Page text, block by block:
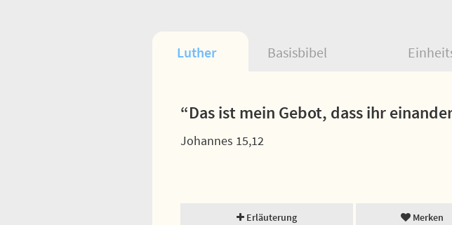
Luther Basisbibel
“Das ist mein Gebot, dass ihr
Johannes 15,12
Erläuterung Merken